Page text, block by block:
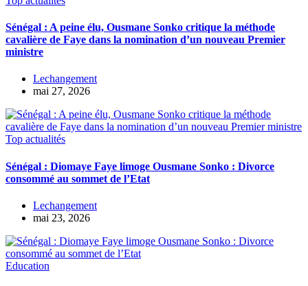
Sénégal : A peine élu, Ousmane Sonko critique la méthode
cavalière de Faye dans la nomination d’un nouveau Premier
ministre
Lechangement
mai 27, 2026
Top actualités
Sénégal : Diomaye Faye limoge Ousmane Sonko : Divorce
consommé au sommet de l’Etat
Lechangement
mai 23, 2026
Education